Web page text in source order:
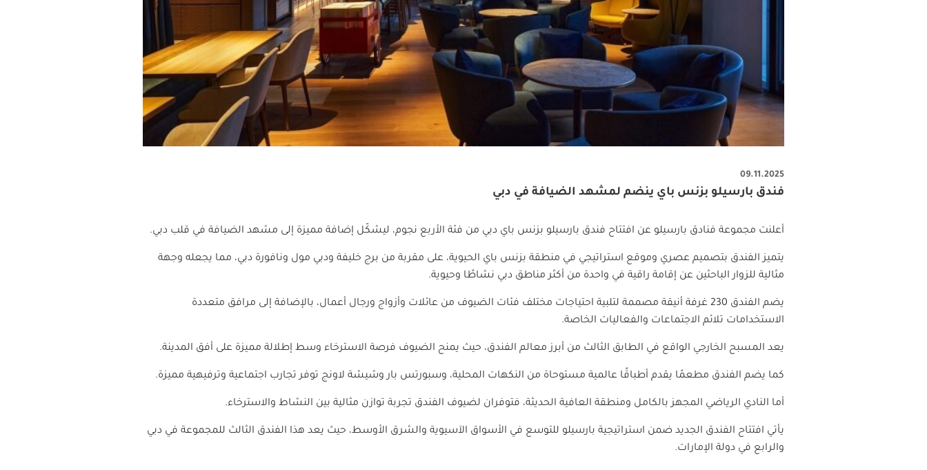
09.11.2025
فندق بارسيلو بزنس باي ينضم لمشهد الضيافة في دبي
أعلنت مجموعة فنادق بارسيلو عن افتتاح فندق بارسيلو بزنس باي دبي من فئة الأربع نجوم، ليشكّل إضافة مميزة إلى مشهد الضيافة في قلب دبي.
يتميز الفندق بتصميم عصري وموقع استراتيجي في منطقة بزنس باي الحيوية، على مقربة من برج خليفة ودبي مول ونافورة دبي، مما يجعله وجهة
مثالية للزوار الباحثين عن إقامة راقية في واحدة من أكثر مناطق دبي نشاطًا وحيوية.
يضم الفندق 230 غرفة أنيقة مصممة لتلبية احتياجات مختلف فئات الضيوف من عائلات وأزواج ورجال أعمال، بالإضافة إلى مرافق متعددة
الاستخدامات تلائم الاجتماعات والفعاليات الخاصة.
يعد المسبح الخارجي الواقع في الطابق الثالث من أبرز معالم الفندق، حيث يمنح الضيوف فرصة الاسترخاء وسط إطلالة مميزة على أفق المدينة.
كما يضم الفندق مطعمًا يقدم أطباقًا عالمية مستوحاة من النكهات المحلية، وسبورتس بار وشيشة لاونج توفر تجارب اجتماعية وترفيهية مميزة.
أما النادي الرياضي المجهز بالكامل ومنطقة العافية الحديثة، فتوفران لضيوف الفندق تجربة توازن مثالية بين النشاط والاسترخاء.
يأتي افتتاح الفندق الجديد ضمن استراتيجية بارسيلو للتوسع في الأسواق الآسيوية والشرق الأوسط، حيث يعد هذا الفندق الثالث للمجموعة في دبي
والرابع في دولة الإمارات.